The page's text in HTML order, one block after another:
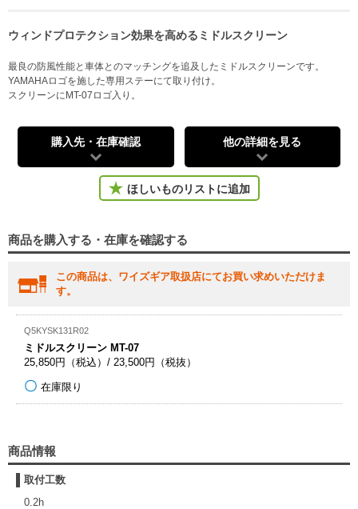
ウィンドプロテクション効果を高めるミドルスクリーン
最良の防風性能と車体とのマッチングを追及したミドルスクリーンです。
YAMAHAロゴを施した専用ステーにて取り付け。
スクリーンにMT-07ロゴ入り。
購入先・在庫確認 他の詳細を見る
ほしいものリストに追加
商品を購入する・在庫を確認する
この商品は、ワイズギア取扱店にてお買い求めいただけま
す。
Q5KYSK131R02
ミドルスクリーン MT-07
25,850円（税込）/ 23,500円（税抜）
在庫限り
商品情報
取付工数
0.2h